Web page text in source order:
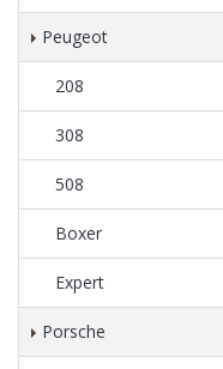
Peugeot
208
308
508
Boxer
Expert
Porsche